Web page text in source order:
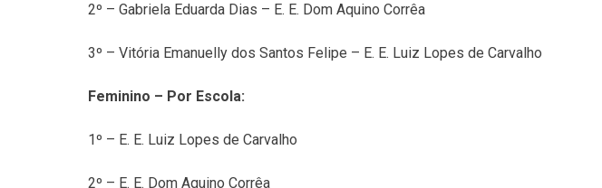
2º – Gabriela Eduarda Dias – E. E. Dom Aquino Corrêa
3º – Vitória Emanuelly dos Santos Felipe – E. E. Luiz Lopes de Carvalho
Feminino – Por Escola:
1º – E. E. Luiz Lopes de Carvalho
2º – E. E. Dom Aquino Corrêa